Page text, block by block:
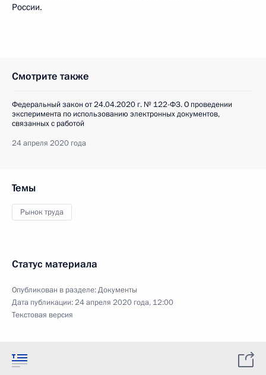
России.
Смотрите также
Федеральный закон от 24.04.2020 г. № 122-ФЗ. О проведении
эксперимента по использованию электронных документов,
связанных с работой
24 апреля 2020 года
Темы
Рынок труда
Статус материала
Опубликован в разделе:Документы
Дата публикации:24 апреля 2020 года, 12:00
Текстовая версия